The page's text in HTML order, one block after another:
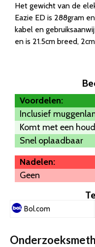
Het gewicht van de
Eazie ED is 288gram
kabel en
en is 21.5cm breed,
Voordelen:
Inclusief
Komt met een
Snel oplaadbaar
Nadelen:
Geen
Bol.com